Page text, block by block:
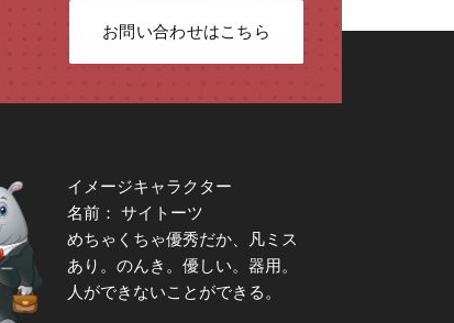
お問い合わせはこちら
イメージキャラクター
名前： サイトーツ
めちゃくちゃ優秀だか、凡ミス
あり。のんき。優しい。器用。
人ができないことができる。